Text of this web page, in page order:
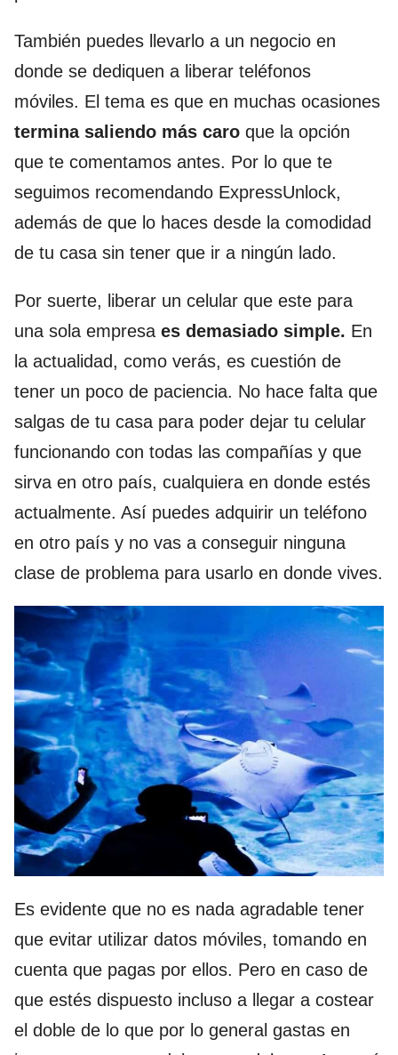
También puedes llevarlo a un negocio en
donde se dediquen a liberar teléfonos
móviles. El tema es que en muchas ocasiones
termina saliendo más caro que la opción
que te comentamos antes. Por lo que te
seguimos recomendando ExpressUnlock,
además de que lo haces desde la comodidad
de tu casa sin tener que ir a ningún lado.
Por suerte, liberar un celular que este para
una sola empresa es demasiado simple. En
la actualidad, como verás, es cuestión de
tener un poco de paciencia. No hace falta que
salgas de tu casa para poder dejar tu celular
funcionando con todas las compañías y que
sirva en otro país, cualquiera en donde estés
actualmente. Así puedes adquirir un teléfono
en otro país y no vas a conseguir ninguna
clase de problema para usarlo en donde vives.
Es evidente que no es nada agradable tener
que evitar utilizar datos móviles, tomando en
cuenta que pagas por ellos. Pero en caso de
que estés dispuesto incluso a llegar a costear
el doble de lo que por lo general gastas en